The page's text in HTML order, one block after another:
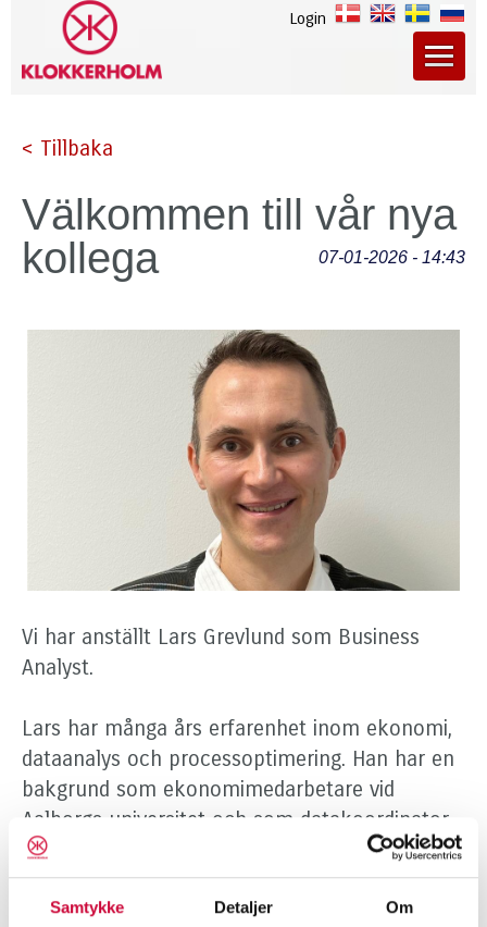
Samtykke Detaljer Om
Login
< Tillbaka
Välkommen till vår nya
kollega
07-01-2026 - 14:43
Vi har anställt Lars Grevlund som Business
Analyst.
Lars har många års erfarenhet inom ekonomi,
dataanalys och processoptimering. Han har en
bakgrund som ekonomimedarbetare vid
Aalborgs universitet och som datakoordinator
vid Sanistål.
På Klokkerholm kommer Lars at spela en